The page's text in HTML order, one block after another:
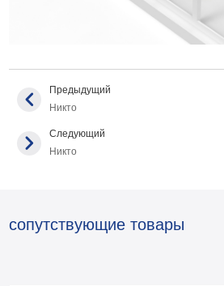
Предыдущий
Никто
Следующий
Никто
сопутствующие товары